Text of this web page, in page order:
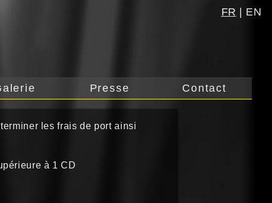
FR EN
Presse Contact
les frais de port ainsi
à 1 CD